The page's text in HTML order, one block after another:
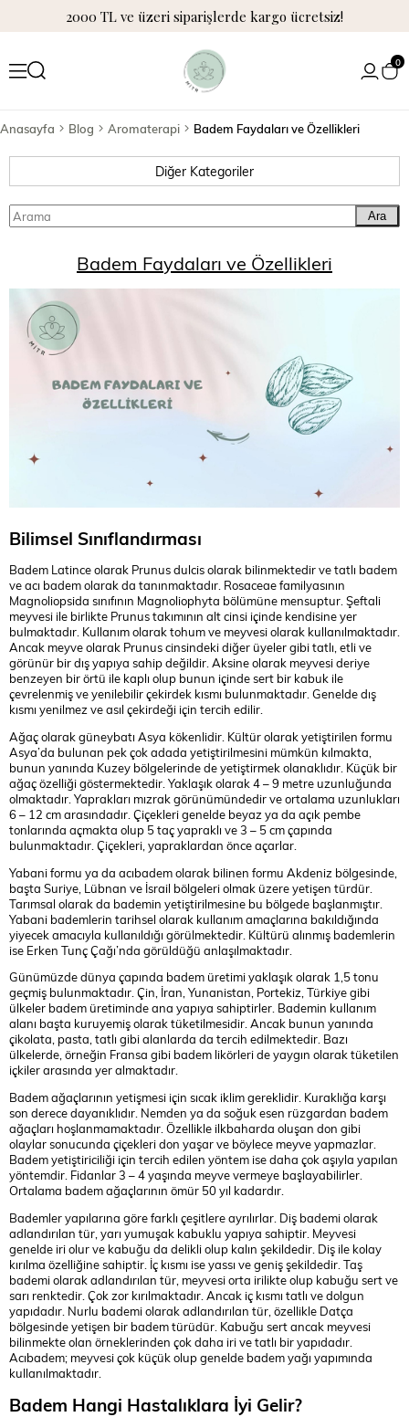
2000 TL ve üzeri siparişlerde kargo ücretsiz!
0
Anasayfa Blog Aromaterapi Badem Faydaları ve Özellikleri
Diğer Kategoriler
Ara
Badem Faydaları ve Özellikleri
Bilimsel Sınıflandırması
Badem Latince olarak Prunus dulcis olarak bilinmektedir ve tatlı badem
ve acı badem olarak da tanınmaktadır. Rosaceae familyasının
Magnoliopsida sınıfının Magnoliophyta bölümüne mensuptur. Şeftali
meyvesi ile birlikte Prunus takımının alt cinsi içinde kendisine yer
bulmaktadır. Kullanım olarak tohum ve meyvesi olarak kullanılmaktadır.
Ancak meyve olarak Prunus cinsindeki diğer üyeler gibi tatlı, etli ve
görünür bir dış yapıya sahip değildir. Aksine olarak meyvesi deriye
benzeyen bir örtü ile kaplı olup bunun içinde sert bir kabuk ile
çevrelenmiş ve yenilebilir çekirdek kısmı bulunmaktadır. Genelde dış
kısmı yenilmez ve asıl çekirdeği için tercih edilir.
Ağaç olarak güneybatı Asya kökenlidir. Kültür olarak yetiştirilen formu
Asya’da bulunan pek çok adada yetiştirilmesini mümkün kılmakta,
bunun yanında Kuzey bölgelerinde de yetiştirmek olanaklıdır. Küçük bir
ağaç özelliği göstermektedir. Yaklaşık olarak 4 – 9 metre uzunluğunda
olmaktadır. Yaprakları mızrak görünümündedir ve ortalama uzunlukları
6 – 12 cm arasındadır. Çiçekleri genelde beyaz ya da açık pembe
tonlarında açmakta olup 5 taç yapraklı ve 3 – 5 cm çapında
bulunmaktadır. Çiçekleri, yapraklardan önce açarlar.
Yabani formu ya da acıbadem olarak bilinen formu Akdeniz bölgesinde,
başta Suriye, Lübnan ve İsrail bölgeleri olmak üzere yetişen türdür.
Tarımsal olarak da bademin yetiştirilmesine bu bölgede başlanmıştır.
Yabani bademlerin tarihsel olarak kullanım amaçlarına bakıldığında
yiyecek amacıyla kullanıldığı görülmektedir. Kültürü alınmış bademlerin
ise Erken Tunç Çağı’nda görüldüğü anlaşılmaktadır.
Günümüzde dünya çapında badem üretimi yaklaşık olarak 1,5 tonu
geçmiş bulunmaktadır. Çin, İran, Yunanistan, Portekiz, Türkiye gibi
ülkeler badem üretiminde ana yapıya sahiptirler. Bademin kullanım
alanı başta kuruyemiş olarak tüketilmesidir. Ancak bunun yanında
çikolata, pasta, tatlı gibi alanlarda da tercih edilmektedir. Bazı
ülkelerde, örneğin Fransa gibi badem likörleri de yaygın olarak tüketilen
içkiler arasında yer almaktadır.
Badem ağaçlarının yetişmesi için sıcak iklim gereklidir. Kuraklığa karşı
son derece dayanıklıdır. Nemden ya da soğuk esen rüzgardan badem
ağaçları hoşlanmamaktadır. Özellikle ilkbaharda oluşan don gibi
olaylar sonucunda çiçekleri don yaşar ve böylece meyve yapmazlar.
Badem yetiştiriciliği için tercih edilen yöntem ise daha çok aşıyla yapılan
yöntemdir. Fidanlar 3 – 4 yaşında meyve vermeye başlayabilirler.
Ortalama badem ağaçlarının ömür 50 yıl kadardır.
Bademler yapılarına göre farklı çeşitlere ayrılırlar. Diş bademi olarak
adlandırılan tür, yarı yumuşak kabuklu yapıya sahiptir. Meyvesi
genelde iri olur ve kabuğu da delikli olup kalın şekildedir. Diş ile kolay
kırılma özelliğine sahiptir. İç kısmı ise yassı ve geniş şekildedir. Taş
bademi olarak adlandırılan tür, meyvesi orta irilikte olup kabuğu sert ve
sarı renktedir. Çok zor kırılmaktadır. Ancak iç kısmı tatlı ve dolgun
yapıdadır. Nurlu bademi olarak adlandırılan tür, özellikle Datça
bölgesinde yetişen bir badem türüdür. Kabuğu sert ancak meyvesi
bilinmekte olan örneklerinden çok daha iri ve tatlı bir yapıdadır.
Acıbadem; meyvesi çok küçük olup genelde badem yağı yapımında
kullanılmaktadır.
Badem Hangi Hastalıklara İyi Gelir?